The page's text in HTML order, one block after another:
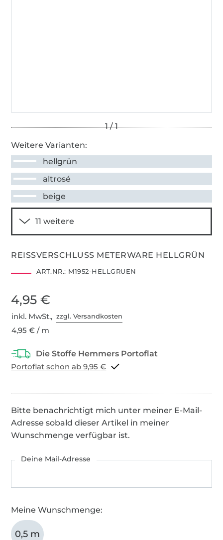
Weitere Varianten:
hellgrün
altrosé
beige
REISSVERSCHLUSS METERWARE HELLGRÜN
ART.NR.: M1952-HELLGRUEN
4,95 €
inkl. MwSt.,zzgl. Versandkosten
4,95 € / m
Portoflat schon ab 9,95 €
Bitte benachrichtigt mich unter meiner E-Mail-
Adresse sobald dieser Artikel in meiner
Wunschmenge verfügbar ist.
Deine Mail-Adresse
Meine Wunschmenge:
0,5 m